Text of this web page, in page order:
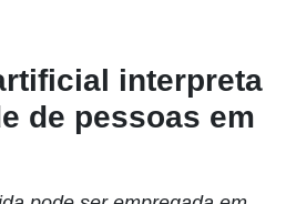
interpreta
de pessoas em